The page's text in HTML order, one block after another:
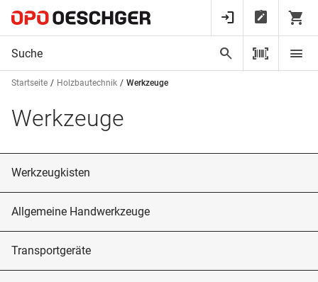
Startseite Holzbautechnik Werkzeuge
Werkzeuge
Werkzeugkisten
Allgemeine Handwerkzeuge
Transportgeräte